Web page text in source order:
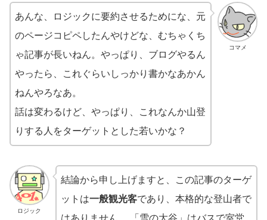
コマメ
あんな、ロジックに要約させるためにな、元
のページコピペしたんやけどな、むちゃくち
ゃ記事が長いねん。やっぱり、ブログやるん
やったら、これぐらいしっかり書かなあかん
ねんやろなあ。
話は変わるけど、やっぱり、これなんか山登
りする人をターゲットとした若いかな？
ロジック
結論から申し上げますと、この記事のターゲ
ットは一般観光客であり、本格的な登山者で